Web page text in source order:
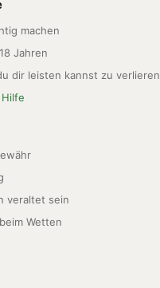
machen
Jahren
dir leisten kannst zu verlieren
Hilfe
veraltet sein
Wetten